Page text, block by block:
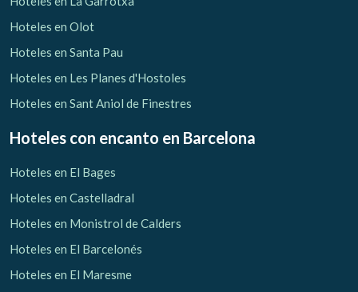
Hoteles en Olot
Hoteles en Santa Pau
Hoteles en Les Planes d'Hostoles
Hoteles en Sant Aniol de Finestres
Hoteles con encanto en Barcelona
Hoteles en El Bages
Hoteles en Castelladral
Hoteles en Monistrol de Calders
Hoteles en El Barcelonés
Hoteles en El Maresme